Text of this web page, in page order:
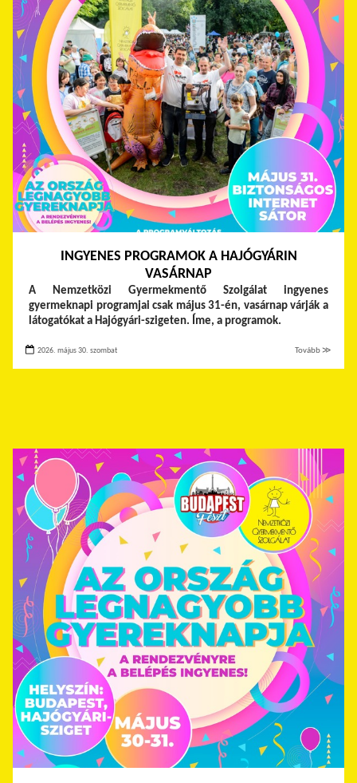
INGYENES PROGRAMOK A HAJÓGYÁRIN
VASÁRNAP
A Nemzetközi Gyermekmentő Szolgálat ingyenes
gyermeknapi programjai csak május 31-én, vasárnap várják a
látogatókat a Hajógyári-szigeten. Íme, a programok.
2026. május 30. szombat Tovább ≫